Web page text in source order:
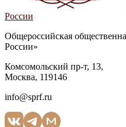
России
Общероссийская
России»
Комсомольский пр-т, 13,
Москва, 119146
info@sprf.ru